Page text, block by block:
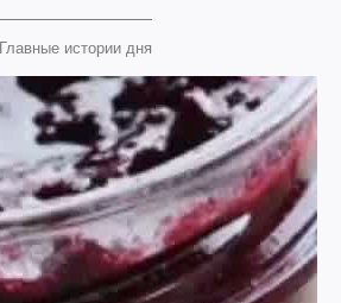
Главные истории дня